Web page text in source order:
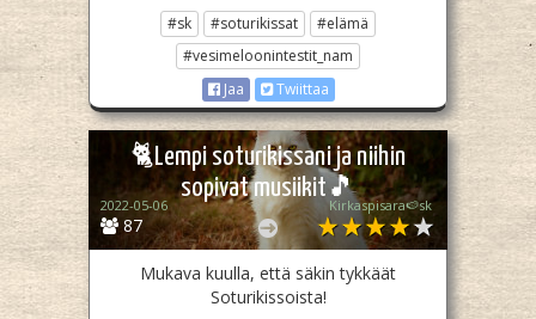
#sk #soturikissat
#elämä
#vesimeloonintestit_nam
Jaa
Twiittaa
🐈Lempi soturikissani ja niihin
sopivat musiikit🎵
87
2022-05-06 Kirkaspisara🍉sk
Mukava kuulla, että säkin tykkäät
Soturikissoista!